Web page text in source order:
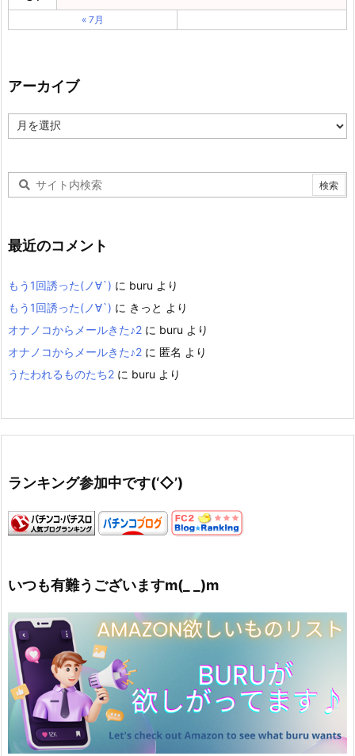
« 7月
アーカイブ
ー
最近のコメント
もう1回誘った(ノ∀`) に buru より
もう1回誘った(ノ∀`) に きっと より
オナノコからメールきた♪2 に buru より
オナノコからメールきた♪2 に 匿名 より
うたわれるものたち2 に buru より
ランキング参加中です(‘◇’)ゞ
いつも有難うございますm(_ _)m